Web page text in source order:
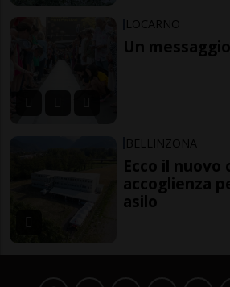
LOCARNO
Un
BELLINZONA
Ecco il nuovo
accoglienza
asilo